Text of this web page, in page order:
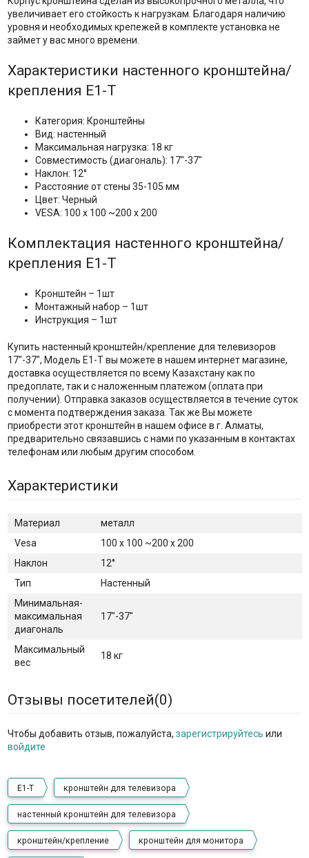
увеличивает его стойкость к нагрузкам. Благодаря наличию
уровня и необходимых крепежей в комплекте установка не
займет у вас много времени.
Характеристики настенного кронштейна/
крепления E1-T
Категория: Кронштейны
Вид: настенный
Максимальная нагрузка: 18 кг
Совместимость (диагональ): 17"-37"
Наклон: 12°
Расстояние от стены 35-105 мм
Цвет: Черный
VESA: 100 х 100 ~200 x 200
Комплектация настенного кронштейна/
крепления E1-T
Кронштейн – 1шт
Монтажный набор – 1шт
Инструкция – 1шт
Купить настенный кронштейн/крепление для телевизоров
17"-37", Модель E1-T вы можете в нашем интернет магазине,
доставка осуществляется по всему Казахстану как по
предоплате, так и с наложенным платежом (оплата при
получении). Отправка заказов осуществляется в течение суток
с момента подтверждения заказа. Так же Вы можете
приобрести этот кронштейн в нашем офисе в г. Алматы,
предварительно связавшись с нами по указанным в контактах
телефонам или любым другим способом.
Характеристики
Материал
металл
Vesa
100 х 100 ~200 x 200
Наклон
12°
Тип
Настенный
Минимальная-
максимальная
диагональ
17"-37"
Максимальный
вес
18 кг
Отзывы посетителей(0)
Чтобы добавить отзыв, пожалуйста, зарегистрируйтесь или
войдите
E1-T кронштейн для телевизора
настенный кронштейн для телевизора
кронштейн/крепление кронштейн для монитора